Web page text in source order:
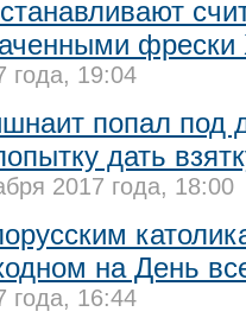
фрески
года, 19:04
попал под
дать
2017 года, 18:00
на День
года, 16:44